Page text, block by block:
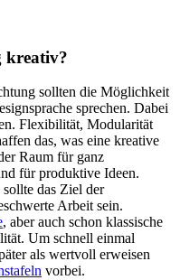
kreativ?
sollten die Möglichkeit
sprechen. Dabei
Flexibilität, Modularität
das, was eine kreative
Raum für ganz
für produktive Ideen.
das Ziel der
Arbeit sein.
, aber auch schon klassische
Um schnell einmal
als wertvoll erweisen
vorbei.